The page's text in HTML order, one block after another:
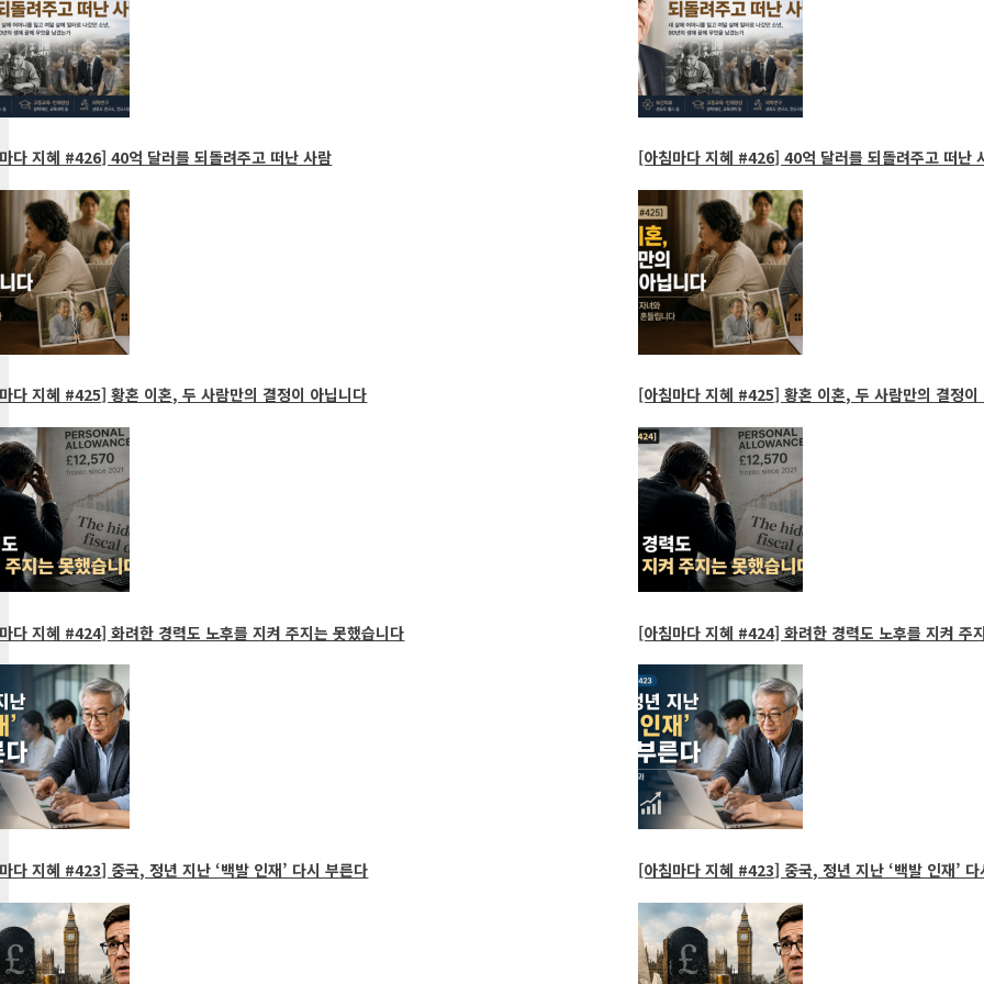
지혜 #426] 40억 달러를 되돌려주고 떠난 사람
지혜 #425] 황혼 이혼, 두 사람만의 결정이 아닙니다
지혜 #424] 화려한 경력도 노후를 지켜 주지는 못했습니다
지혜 #423] 중국, 정년 지난 ‘백발 인재’ 다시 부른다
[아침마다 지혜 #426] 40억 달러를 되돌려주고 떠난
[아침마다 지혜 #425] 황혼 이혼, 두 사람만의 결정이
[아침마다 지혜 #424] 화려한 경력도 노후를 지켜 주
[아침마다 지혜 #423] 중국, 정년 지난 ‘백발 인재’ 다